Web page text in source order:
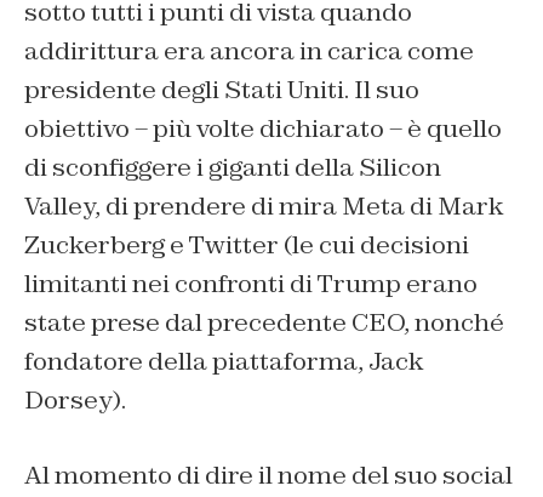
sotto tutti i punti di vista quando
addirittura era ancora in carica come
presidente degli Stati Uniti. Il suo
obiettivo – più volte dichiarato – è quello
di sconfiggere i giganti della Silicon
Valley, di prendere di mira Meta di Mark
Zuckerberg e Twitter (le cui decisioni
limitanti nei confronti di Trump erano
state prese dal precedente CEO, nonché
fondatore della piattaforma, Jack
Dorsey).
Al momento di dire il nome del suo social